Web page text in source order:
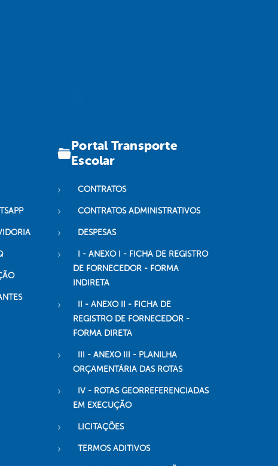
Portal Transporte
Escolar
CONTRATOS
CONTRATOS ADMINISTRATIVOS
DESPESAS
I - ANEXO I - FICHA DE REGISTRO
DE FORNECEDOR - FORMA
INDIRETA
II - ANEXO II - FICHA DE
REGISTRO DE FORNECEDOR -
FORMA DIRETA
III - ANEXO III - PLANILHA
ORÇAMENTÁRIA DAS ROTAS
IV - ROTAS GEORREFERENCIADAS
EM EXECUÇÃO
LICITAÇÕES
TERMOS ADITIVOS